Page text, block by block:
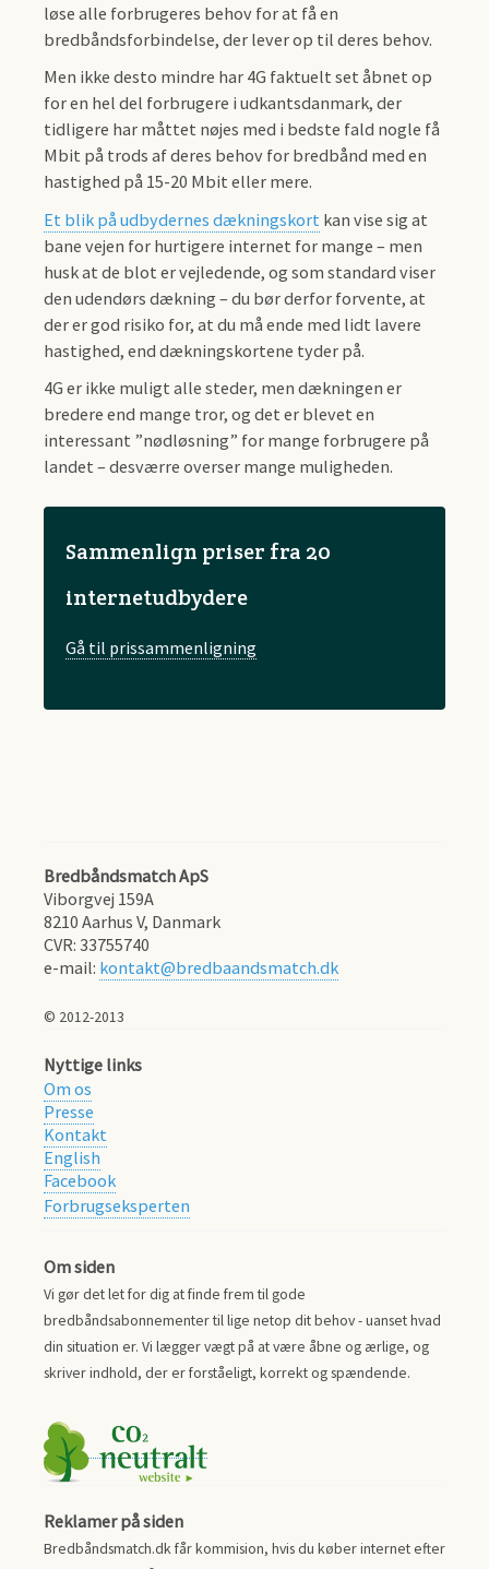
løse alle forbrugeres behov for at få en
bredbåndsforbindelse, der lever op til deres behov.
Men ikke desto mindre har 4G faktuelt set åbnet op
for en hel del forbrugere i udkantsdanmark, der
tidligere har måttet nøjes med i bedste fald nogle få
Mbit på trods af deres behov for bredbånd med en
hastighed på 15-20 Mbit eller mere.
Et blik på udbydernes dækningskort kan vise sig at
bane vejen for hurtigere internet for mange – men
husk at de blot er vejledende, og som standard viser
den udendørs dækning – du bør derfor forvente, at
der er god risiko for, at du må ende med lidt lavere
hastighed, end dækningskortene tyder på.
4G er ikke muligt alle steder, men dækningen er
bredere end mange tror, og det er blevet en
interessant ”nødløsning” for mange forbrugere på
landet – desværre overser mange muligheden.
Sammenlign priser fra 20
internetudbydere
Gå til prissammenligning
Bredbåndsmatch ApS
Viborgvej 159A
8210 Aarhus V, Danmark
CVR: 33755740
e-mail: kontakt@bredbaandsmatch.dk
© 2012-2013
Nyttige links
Om os
Presse
Kontakt
English
Facebook
Forbrugseksperten
Om siden
Vi gør det let for dig at finde frem til gode
bredbåndsabonnementer til lige netop dit behov - uanset hvad
din situation er. Vi lægger vægt på at være åbne og ærlige, og
skriver indhold, der er forståeligt, korrekt og spændende.
Reklamer på siden
Bredbåndsmatch.dk får kommision, hvis du køber internet efter